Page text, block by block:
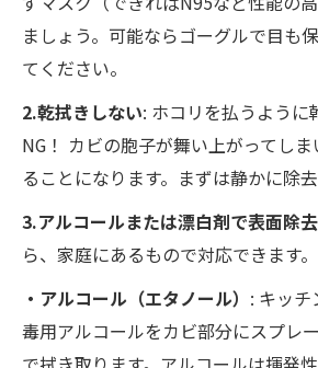
ましょう。可能ならゴーグルで目も
てください。
2.乾拭きしない: ホコリを払うように
NG！ カビの胞子が舞い上がってし
ることになります。まずは静かに除
3.アルコールまたは漂白剤で表面除去
ら、家庭にあるもので対応できます。
・アルコール（エタノール） : キッ
毒用アルコールをカビ部分にスプレ